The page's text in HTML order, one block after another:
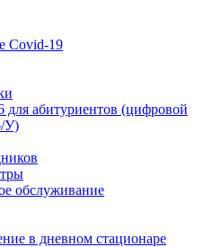
Covid-19
абитуриентов (цифровой
У)
обслуживание
в дневном стационаре